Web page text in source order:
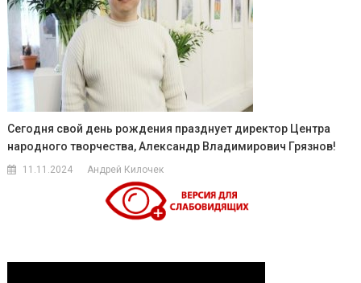
Сегодня свой день рождения празднует директор Центра
народного творчества, Александр Владимирович Грязнов!
11.11.2024 Андрей Килочек